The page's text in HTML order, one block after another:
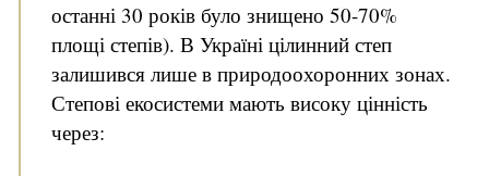
останні 30 років було знищено 50-70%
площі степів). В Україні цілинний степ
залишився лише в природоохоронних зонах.
Степові екосистеми мають високу цінність
через: